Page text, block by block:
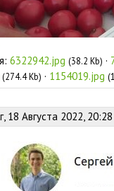
6322942.jpg (38.2 Kb) ·
(274.4 Kb) · 1154019.jpg
18 Августа 2022,